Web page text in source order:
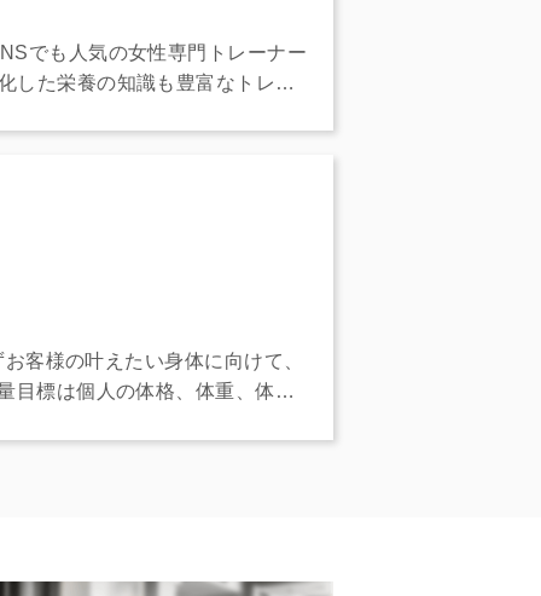
でも人気の女性専門トレーナー
した栄養の知識も豊富なトレー
客様の叶えたい身体に向けて、
目標は個人の体格、体重、体質